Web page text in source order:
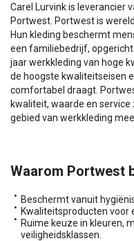
Carel Lurvink is leverancier
Portwest. Portwest is
Hun kleding beschermt
een familiebedrijf,
jaar werkkleding van hoge
de hoogste kwaliteitseisen
comfortabel draagt.
kwaliteit, waarde en
gebied van werkkleding
Waarom Portwest
Beschermt vanuit
Kwaliteitsproducten voor
Ruime keuze in kleuren,
veiligheidsklassen.